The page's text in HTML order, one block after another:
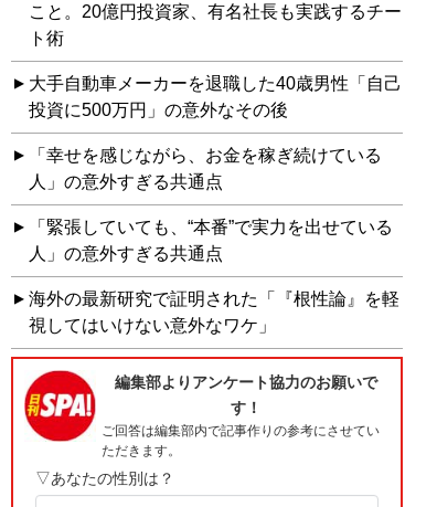
こと。20億円投資家、有名社長も実践するチー
ト術
大手自動車メーカーを退職した40歳男性「自己
投資に500万円」の意外なその後
「幸せを感じながら、お金を稼ぎ続けている
人」の意外すぎる共通点
「緊張していても、“本番”で実力を出せている
人」の意外すぎる共通点
海外の最新研究で証明された「『根性論』を軽
視してはいけない意外なワケ」